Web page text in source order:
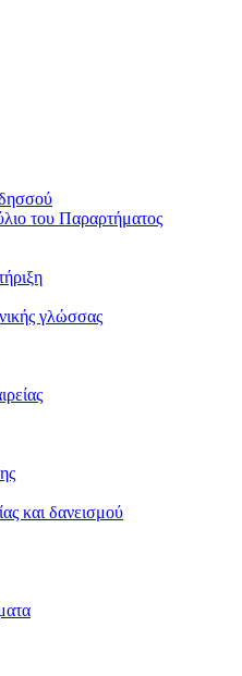
του Παραρτήματος
γλώσσας
και δανεισμού